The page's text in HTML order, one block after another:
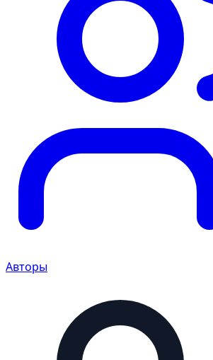
Авторы